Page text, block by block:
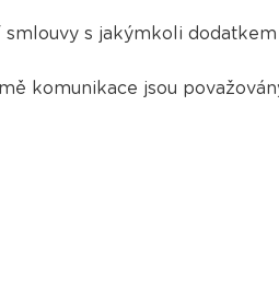
s jakýmkoli
komunikace jsou